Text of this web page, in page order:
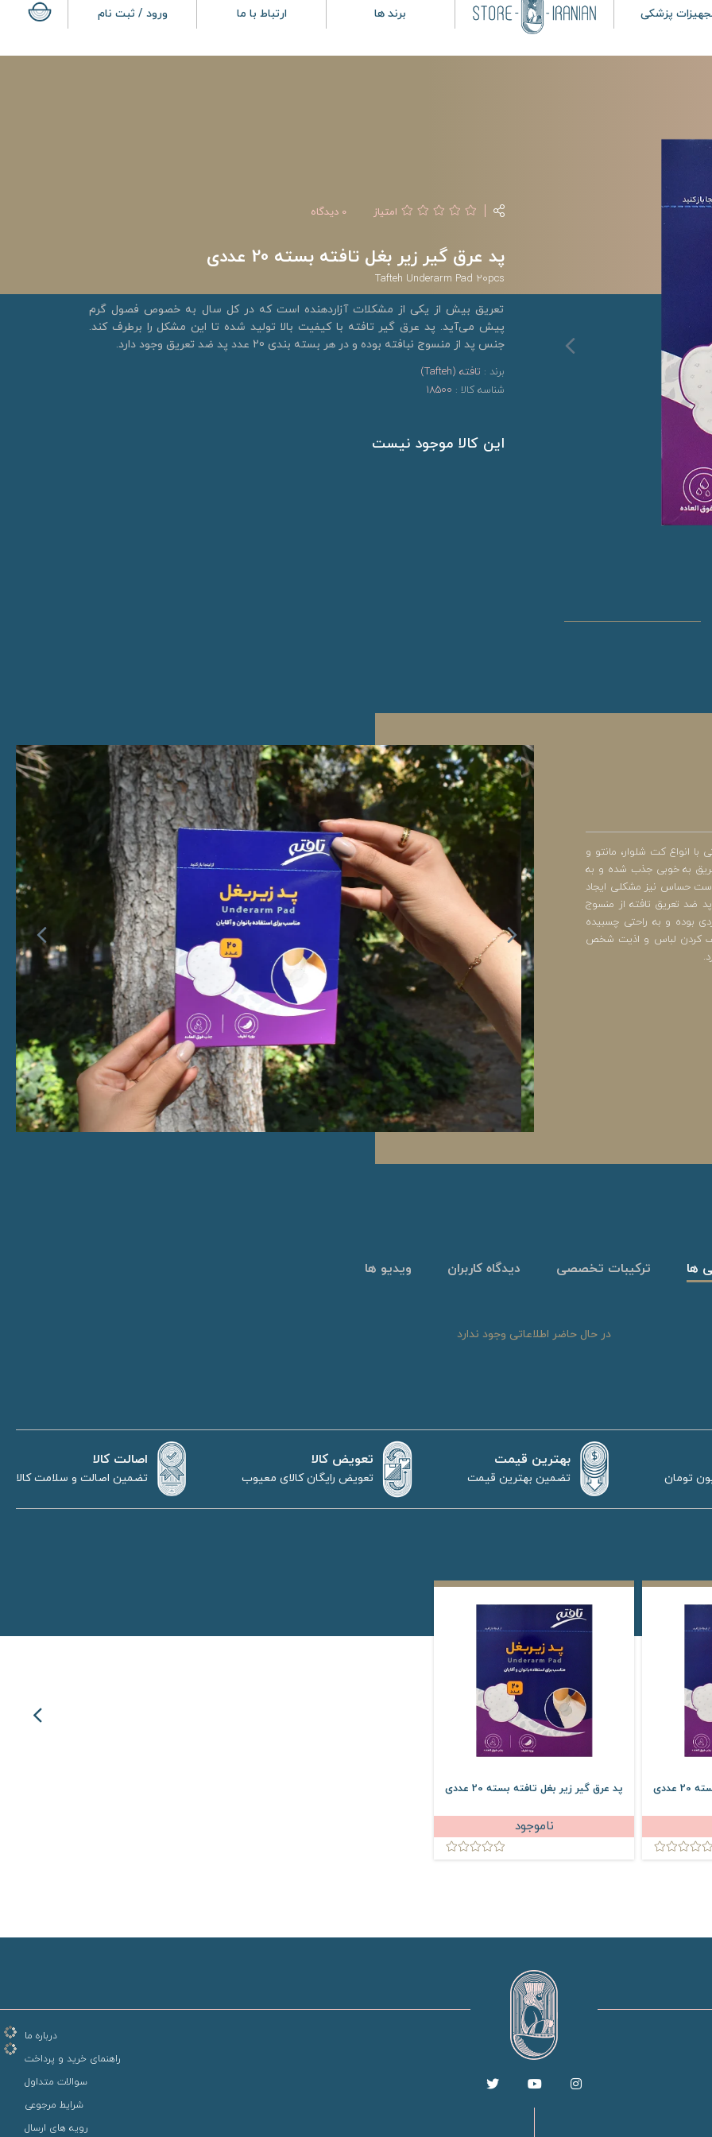
پزشکی برند ها ارتباط با ما ورود / ثبت نام
امتیاز 0 دیدگاه
پد عرق گیر زیر بغل تافته بسته 20 عددی
Tafteh Underarm Pad 20pcs
تعریق بیش از یکی از مشکلات آزاردهنده است که در کل سال به خصوص فصول گرم
پیش می‌آید. پد عرق گیر تافته با کیفیت بالا تولید شده تا این مشکل را برطرف کند.
جنس پد از منسوج نبافته بوده و در هر بسته بندی 20 عدد پد ضد تعریق وجود دارد.
برند : تافته (Tafteh)
شناسه کالا : 18500
این کالا موجود نیست
انواع کت شلوار، مانتو و
به خوبی جذب شده و به
حساس نیز مشکلی ایجاد
ضد تعریق تافته از منسوج
کاربردی بوده و به راحتی چسبیده
پف کردن لباس و اذیت شخص
ها ترکیبات تخصصی دیدگاه کاربران ویدیو ها
در حال حاضر اطلاعاتی وجود ندارد
بهترین قیمت
تضمین بهترین قیمت
تعویض کالا
تعویض رایگان کالای معیوب
اصالت کالا
تضمین اصالت و سلامت کالا
پد عرق گیر زیر بغل تافته بسته 20 عددی
ناموجود
درباره ما
راهنمای خرید و پرداخت
سوالات متداول
شرایط مرجوعی
رویه های ارسال